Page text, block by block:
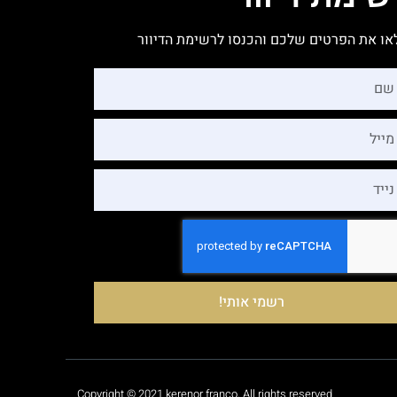
את הפרטים שלכם והכנסו לרשימת הדיוור
רשמי אותי!